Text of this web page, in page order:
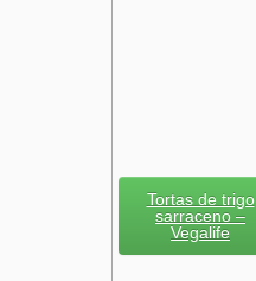
Tortas de trigo
sarraceno –
Vegalife